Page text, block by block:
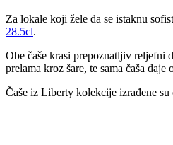
Za lokale koji žele da se istaknu
28.5cl.
Obe čaše krasi prepoznatljiv reljefni
prelama kroz šare, te sama čaša daje
Čaše iz Liberty kolekcije izrađene